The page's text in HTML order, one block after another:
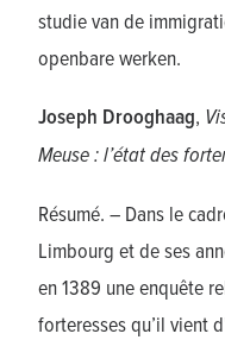
studie van de
openbare werken.
Joseph Drooghaag,
Meuse : l’état des
Résumé. – Dans le
Limbourg et de ses
en 1389 une enquête
forteresses qu’il vient